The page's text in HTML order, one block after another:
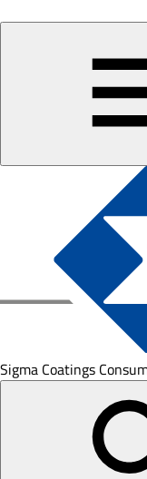
Sigma Coatings